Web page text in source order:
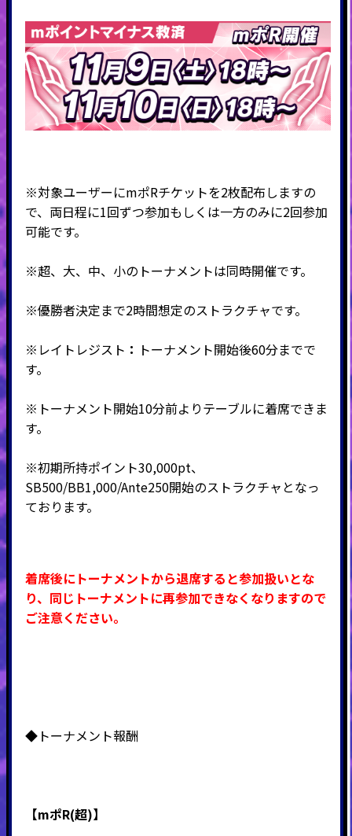
※対象ユーザーにmポRチケットを2枚配布しますの
で、両日程に1回ずつ参加もしくは一方のみに2回参加
可能です。
※超、大、中、小のトーナメントは同時開催です。
※優勝者決定まで2時間想定のストラクチャです。
※ レイトレジスト ： トーナメント開始後60分までで
す。
※トーナメント開始10分前よりテーブルに着席できま
す。
※初期所持ポイント30,000pt、
SB500/BB1,000/Ante250開始のストラクチャとなっ
ております。
着席後にトーナメントから退席すると参加扱いとな
り、同じトーナメントに再参加できなくなりますので
ご注意ください。
◆トーナメント報酬
【mポR(超)】